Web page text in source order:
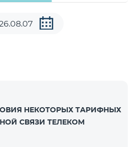
НЕКОТОРЫХ ТАРИФНЫХ
СВЯЗИ ТЕЛЕКОМ